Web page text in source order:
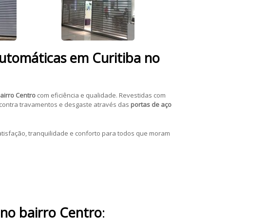
em Curitiba no
Centro com eficiência e qualidade. Revestidas com
travamentos e desgaste através das portas de aço
tranquilidade e conforto para todos que moram
bairro Centro: